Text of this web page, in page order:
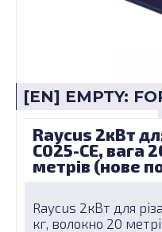
[EN] EMPTY:
Raycus 2кВт
C025-CE, вага
метрів (нове
Raycus 2кВт для
кг, волокно 20